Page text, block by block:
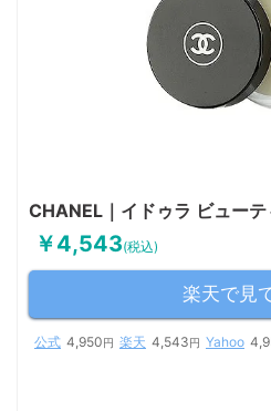
CHANEL｜イドゥラ ビュー
￥4,543(税込)
楽天で見
公式 4,950円 楽天 4,543円 Yahoo